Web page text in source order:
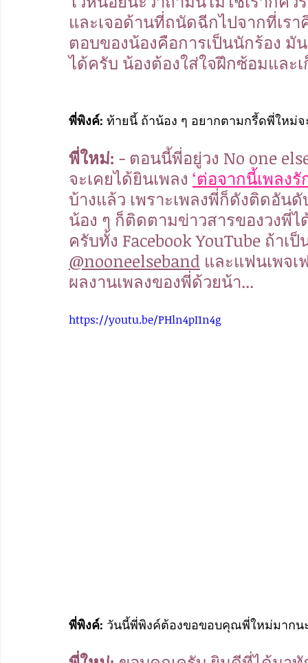
และเจอด้านที่ถนัดฉีกไปจากที่เร
ตอบของน้องคือการเป็นนักร้อง มั
ได้ครับ น้องต้องใส่ใจฝึกซ้อมและ
พี่พิงค์: ท้ายนี้ ถ้าน้อง ๆ อยากตามกรี้ดพี่ใหม่
พี่ใหม่: - ตอนนี้พี่อยู่วง No one
จะเคยได้ยินเพลง ‘ต่อจากนี้เพลงรั
บ้างแล้ว เพราะเพลงพี่ก็ดังติดอัน
น้อง ๆ ก็ติดตามข่าวสารของวงพี่
ครับทั้ง Facebook YouTube ถ้า
@nooneelseband และแฟนเพจเ
ผลงานเพลงของพี่ด้วยน้า...
https://youtu.be/PHln4pI1n4g
พี่พิงค์: วันนี้พี่พิงค์ต้องขอขอบคุณพี่ใหม่มาก